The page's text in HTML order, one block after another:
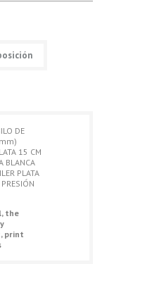
DE
15 CM
BLANCA
PLATA
the
print